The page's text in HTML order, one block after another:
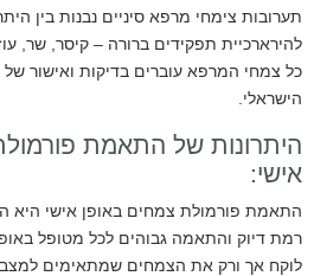
תערובות צימחי מרפא סיניים נבנות בין
להירארכיית תפקידים ברורה – קיסר, שר,
הישראלי.
היתרונות של התאמת
אישי:
התאמת פורמולת צמחים באופן אישי היא
רמת דיוק והתאמה גבוהים לכל מטופל
לוקח אך ורק את הצמחים שמתאימים